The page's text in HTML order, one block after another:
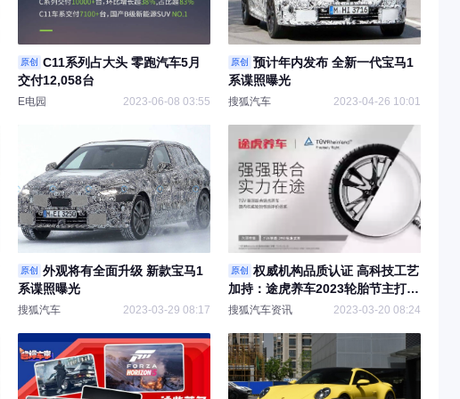
原创
C11系列占大头 零跑汽车5月
交付12,058台
E电园 2023-06-08 03:55
原创
预计年内发布 全新一代宝马1
系谍照曝光
搜狐汽车 2023-04-26 10:01
原创
外观将有全面升级 新款宝马1
系谍照曝光
搜狐汽车 2023-03-29 08:17
原创
权威机构品质认证 高科技工艺
加持：途虎养车2023轮胎节主打高
品质、性价比
搜狐汽车资讯 2023-03-20 08:24